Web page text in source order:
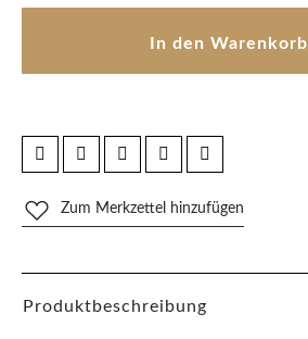
In den Warenkorb
Zum Merkzettel hinzufügen
Produktbeschreibung